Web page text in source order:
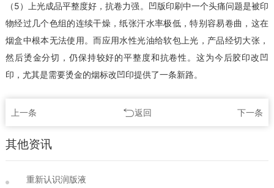
（5）上光成品平整度好，抗卷力强。凹版印刷中一个头痛问题是被印
物经过几个色组的连续干燥，纸张汗水率极低，特别容易卷曲，这在
烟盒中根本无法使用。而应用水性光油给软包上光，产品经切大张，
然后烫金分切，仍保持较好的平整度和抗卷性。这为今后胶印改凹
印，尤其是需要烫金的烟标改凹印提供了一条新路。
上一条 返回 下一条
其他资讯
重新认识润版液